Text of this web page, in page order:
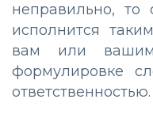
неправильно, то
исполнится
вам или
формулировке
ответственностью.